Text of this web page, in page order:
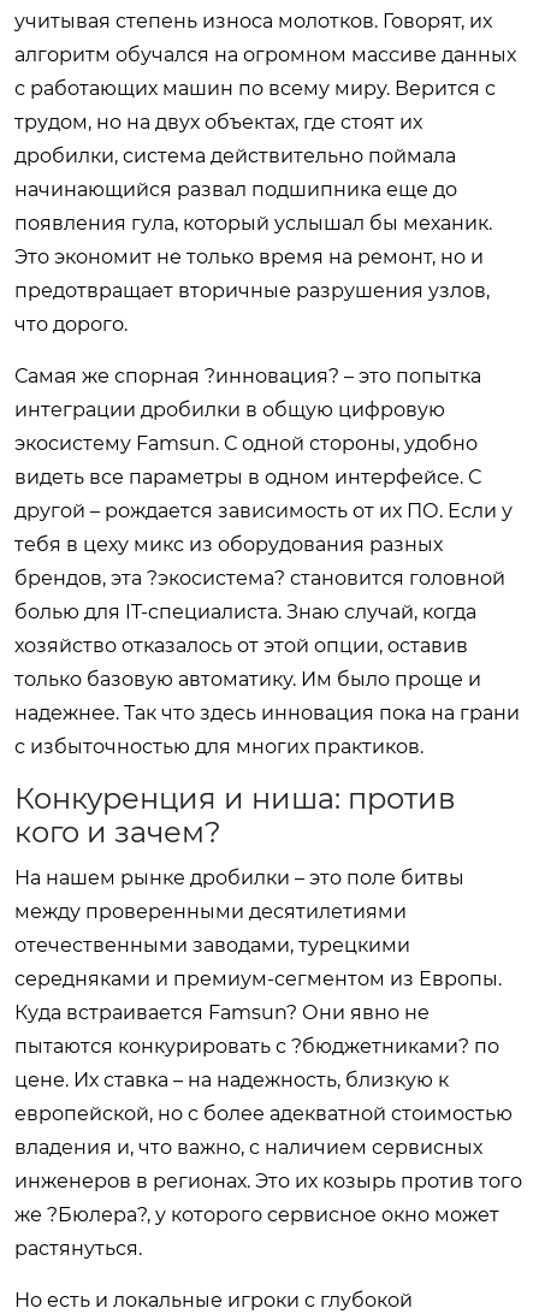
учитывая степень износа молотков. Говорят, их
алгоритм обучался на огромном массиве данных
с работающих машин по всему миру. Верится с
трудом, но на двух объектах, где стоят их
дробилки, система действительно поймала
начинающийся развал подшипника еще до
появления гула, который услышал бы механик.
Это экономит не только время на ремонт, но и
предотвращает вторичные разрушения узлов,
что дорого.
Самая же спорная ?инновация? – это попытка
интеграции дробилки в общую цифровую
экосистему Famsun. С одной стороны, удобно
видеть все параметры в одном интерфейсе. С
другой – рождается зависимость от их ПО. Если у
тебя в цеху микс из оборудования разных
брендов, эта ?экосистема? становится головной
болью для IT-специалиста. Знаю случай, когда
хозяйство отказалось от этой опции, оставив
только базовую автоматику. Им было проще и
надежнее. Так что здесь инновация пока на грани
с избыточностью для многих практиков.
Конкуренция и ниша: против
кого и зачем?
На нашем рынке дробилки – это поле битвы
между проверенными десятилетиями
отечественными заводами, турецкими
середняками и премиум-сегментом из Европы.
Куда встраивается Famsun? Они явно не
пытаются конкурировать с ?бюджетниками? по
цене. Их ставка – на надежность, близкую к
европейской, но с более адекватной стоимостью
владения и, что важно, с наличием сервисных
инженеров в регионах. Это их козырь против того
же ?Бюлера?, у которого сервисное окно может
растянуться.
Но есть и локальные игроки с глубокой